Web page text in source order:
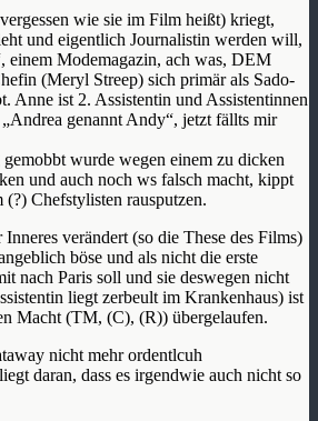
wie sie im Film heißt) kriegt,
und eigentlich Journalistin werden will,
einem Modemagazin, ach was, DEM
(Meryl Streep) sich primär als Sado-
Anne ist 2. Assistentin und Assistentinnen
genannt Andy“, jetzt fällts mir
wurde wegen einem zu dicken
und auch noch ws falsch macht, kippt
(?) Chefstylisten rausputzen.
verändert (so die These des Films)
böse und als nicht die erste
nach Paris soll und sie deswegen nicht
liegt zerbeult im Krankenhaus) ist
Macht (TM, (C), (R)) übergelaufen.
nicht mehr ordentlcuh
daran, dass es irgendwie auch nicht so